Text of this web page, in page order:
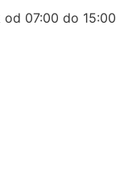
od 07:00 do 15:00